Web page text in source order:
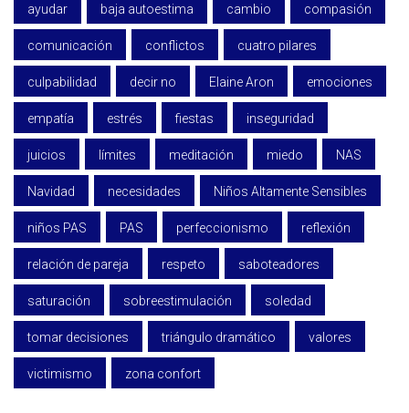
ayudar baja autoestima cambio compasión
comunicación conflictos cuatro pilares
culpabilidad decir no Elaine Aron emociones
empatía estrés fiestas inseguridad
juicios límites meditación miedo NAS
Navidad necesidades Niños Altamente Sensibles
niños PAS PAS perfeccionismo reflexión
relación de pareja respeto saboteadores
saturación sobreestimulación soledad
tomar decisiones triángulo dramático valores
victimismo zona confort